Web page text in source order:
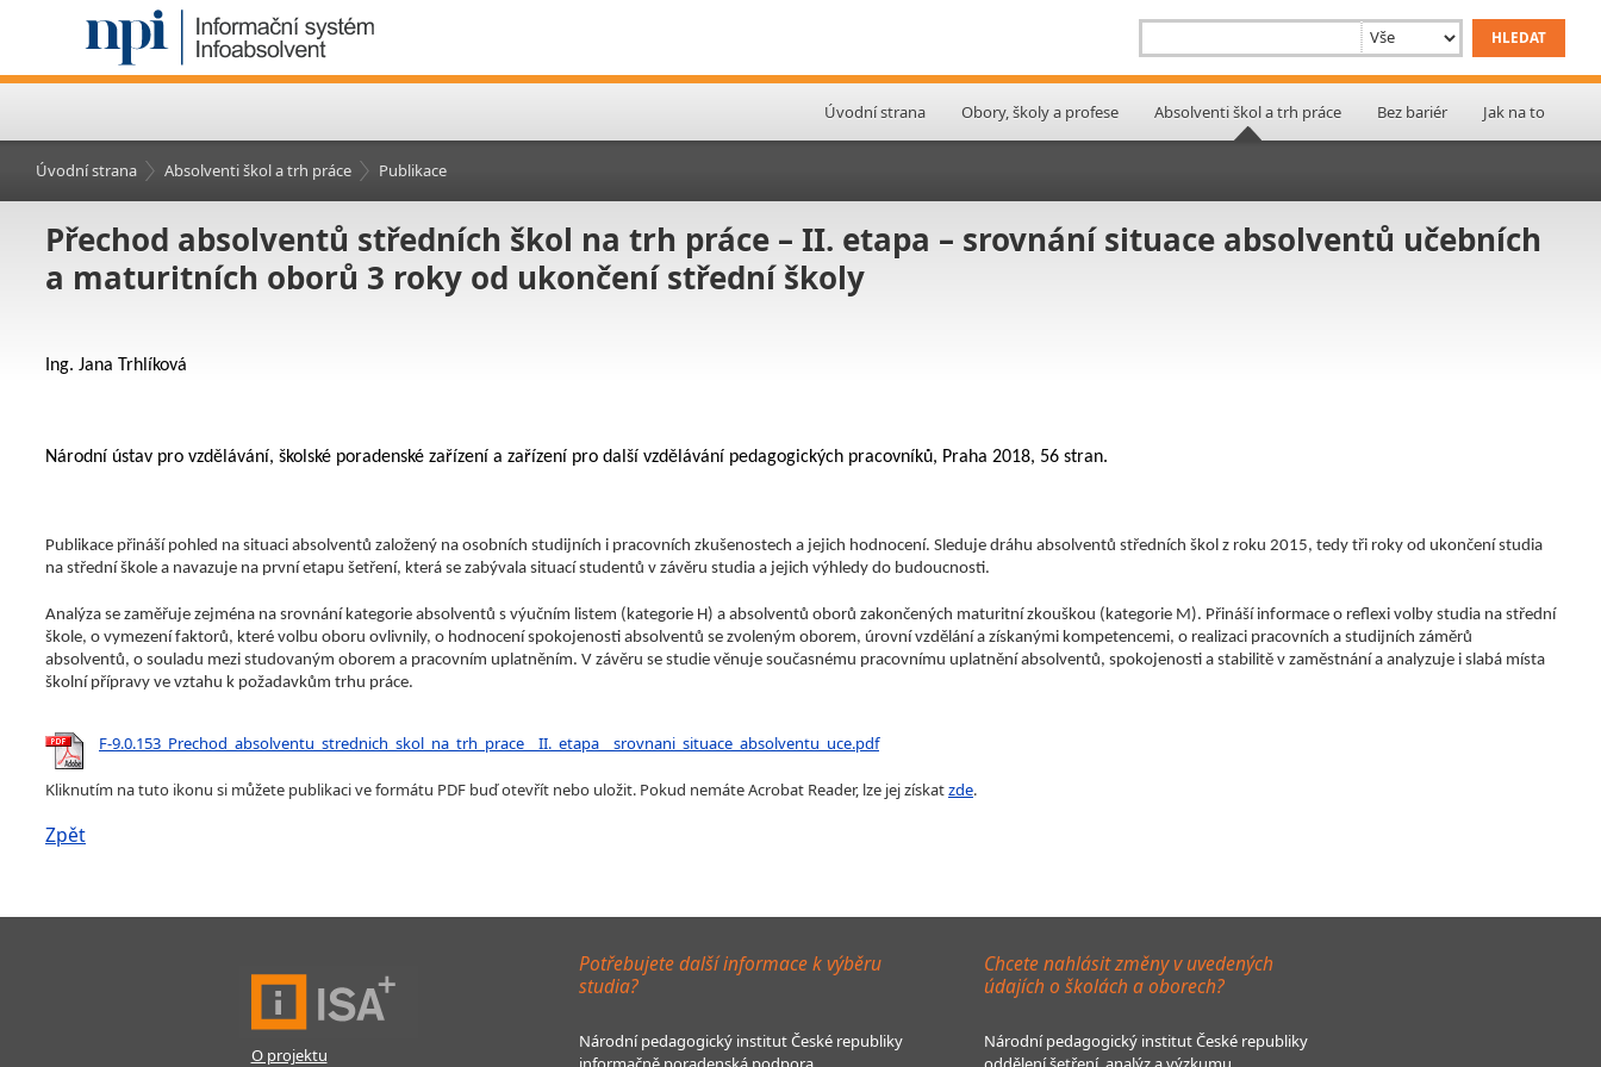
Úvodní strana Obory, školy a profese Absolventi škol a trh práce Bez bariér Jak na to
Úvodní strana Absolventi škol a trh práce Publikace
Přechod absolventů středních škol na trh práce – II. etapa – srovnání situace absolventů učebních
a maturitních oborů 3 roky od ukončení střední školy
Ing. Jana Trhlíková
Národní ústav pro vzdělávání, školské poradenské zařízení a zařízení pro další vzdělávání pedagogických pracovníků, Praha 2018, 56 stran.
Publikace přináší pohled na situaci absolventů založený na osobních studijních i pracovních zkušenostech a jejich hodnocení. Sleduje dráhu absolventů středních škol z roku 2015, tedy tři roky od ukončení studia
na střední škole a navazuje na první etapu šetření, která se zabývala situací studentů v závěru studia a jejich výhledy do budoucnosti.
Analýza se zaměřuje zejména na srovnání kategorie absolventů s výučním listem (kategorie H) a absolventů oborů zakončených maturitní zkouškou (kategorie M). Přináší informace o reflexi volby studia na střední
škole, o vymezení faktorů, které volbu oboru ovlivnily, o hodnocení spokojenosti absolventů se zvoleným oborem, úrovní vzdělání a získanými kompetencemi, o realizaci pracovních a studijních záměrů
absolventů, o souladu mezi studovaným oborem a pracovním uplatněním. V závěru se studie věnuje současnému pracovnímu uplatnění absolventů, spokojenosti a stabilitě v zaměstnání a analyzuje i slabá místa
školní přípravy ve vztahu k požadavkům trhu práce.
F-9.0.153_Prechod_absolventu_strednich_skol_na_trh_prace__II._etapa__srovnani_situace_absolventu_uce.pdf
Kliknutím na tuto ikonu si můžete publikaci ve formátu PDF buď otevřít nebo uložit. Pokud nemáte Acrobat Reader, lze jej získatzde.
Zpět
O projektu
Potřebujete další informace k výběru
studia?
Národní pedagogický institut České republiky
Chcete nahlásit změny v uvedených
údajích o školách a oborech?
Národní pedagogický institut České republiky